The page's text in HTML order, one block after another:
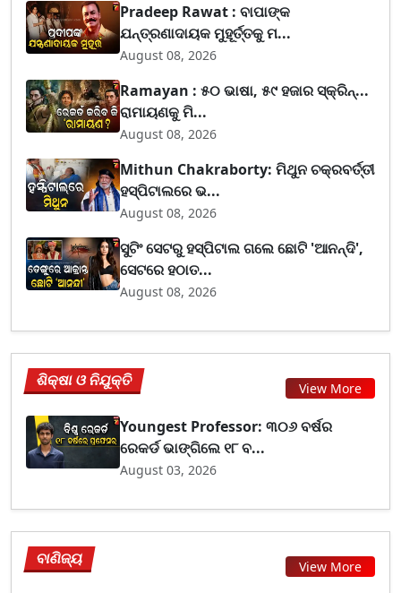
Pradeep Rawat : ବାପାଙ୍କ
ଯନ୍ତ୍ରଣାଦାୟକ ମୁହୂର୍ତ୍ତକୁ ମ...
August 08, 2026
Ramayan : ୫୦ ଭାଷା, ୫୯ ହଜାର ସ୍କ୍ରିନ୍...
ରାମାୟଣକୁ ମି...
August 08, 2026
Mithun Chakraborty: ମିଥୁନ ଚକ୍ରବର୍ତ୍ତୀ
ହସ୍ପିଟାଲରେ ଭ...
August 08, 2026
ସୁଟିଂ ସେଟରୁ ହସ୍ପିଟାଲ ଗଲେ ଛୋଟି 'ଆନନ୍ଦି',
ସେଟରେ ହଠାତ...
August 08, 2026
ଶିକ୍ଷା ଓ ନିଯୁକ୍ତି View More
Youngest Professor: ୩୦୬ ବର୍ଷର
ରେକର୍ଡ ଭାଙ୍ଗିଲେ ୧୮ ବ...
August 03, 2026
ବାଣିଜ୍ୟ View More